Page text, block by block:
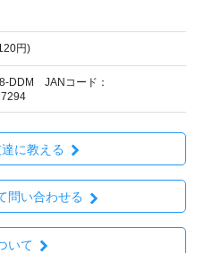
円)
DDM JANコード：
に教える
問い合わせる
いて